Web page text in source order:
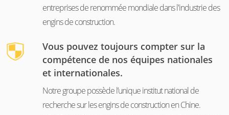
entreprises de renommée mondiale dans l'industrie des
engins de construction.
Vous pouvez toujours compter sur la
compétence de nos équipes nationales
et internationales.
Notre groupe possède l’unique institut national de
recherche sur les engins de construction en Chine.